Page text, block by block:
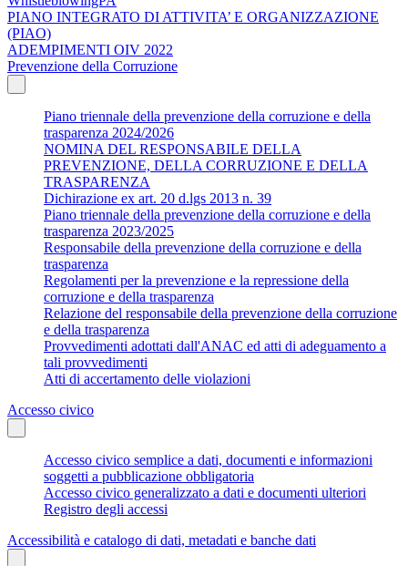
PIANO INTEGRATO DI ATTIVITA’ E ORGANIZZAZIONE
(PIAO)
ADEMPIMENTI OIV 2022
Prevenzione della Corruzione
Piano triennale della prevenzione della corruzione e della
trasparenza 2024/2026
NOMINA DEL RESPONSABILE DELLA
PREVENZIONE, DELLA CORRUZIONE E DELLA
TRASPARENZA
Dichirazione ex art. 20 d.lgs 2013 n. 39
Piano triennale della prevenzione della corruzione e della
trasparenza 2023/2025
Responsabile della prevenzione della corruzione e della
trasparenza
Regolamenti per la prevenzione e la repressione della
corruzione e della trasparenza
Relazione del responsabile della prevenzione della corruzione
e della trasparenza
Provvedimenti adottati dall'ANAC ed atti di adeguamento a
tali provvedimenti
Atti di accertamento delle violazioni
Accesso civico
Accesso civico semplice a dati, documenti e informazioni
soggetti a pubblicazione obbligatoria
Accesso civico generalizzato a dati e documenti ulteriori
Registro degli accessi
Accessibilità e catalogo di dati, metadati e banche dati